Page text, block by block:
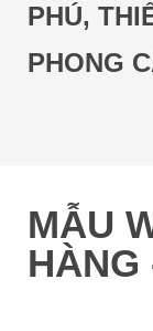
PHÚ,
PHONG
MẪU
HÀNG